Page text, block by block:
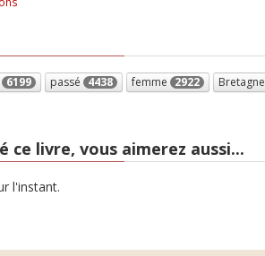
6199 passé 4438 femme 2922 Bretagne
ce livre, vous aimerez aussi...
l'instant.